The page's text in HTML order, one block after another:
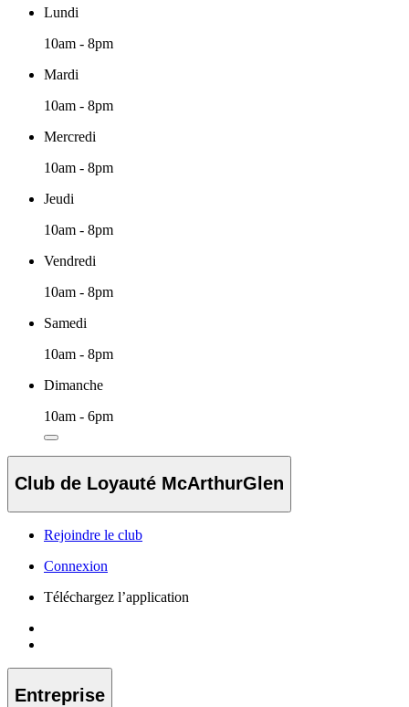
Lundi
10am - 8pm
Mardi
10am - 8pm
Mercredi
10am - 8pm
Jeudi
10am - 8pm
Vendredi
10am - 8pm
Samedi
10am - 8pm
Dimanche
10am - 6pm
Club de Loyauté McArthurGlen
Rejoindre le club
Connexion
Téléchargez l’application
Entreprise